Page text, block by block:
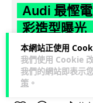
本網站正使用
我們使用 Cookie
我們的網站即表示
策 。
Audi 最慳
彩造型曝
Audi 呢部新車，能
至0.24，每百公里
閱讀全文